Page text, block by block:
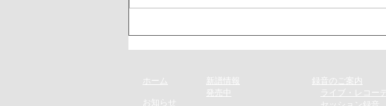
4月22日発売の新譜情報を掲
ホーム
お知らせ
新譜情報
​発売 中
録音のご案内​
ライブ・レコー